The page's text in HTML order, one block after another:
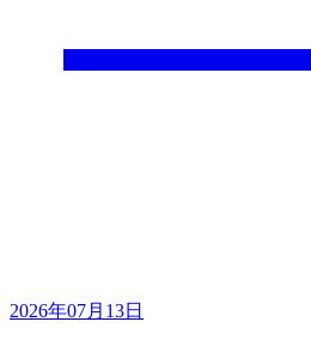
2026年07月13日